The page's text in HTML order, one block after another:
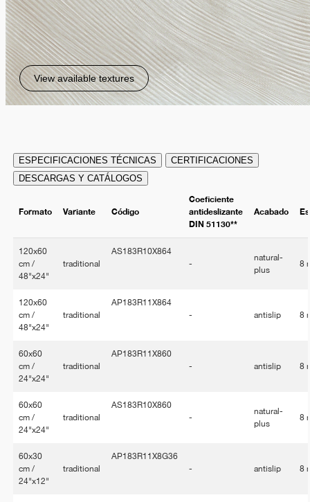
View available textures
ESPECIFICACIONES TÉCNICAS
CERTIFICACIONES
DESCARGAS Y CATÁLOGOS
Formato Variante Código
Coeficiente
antideslizante
DIN 51130**
Acabado
120x60
cm /
48"x24"
traditional
AS183R10X864
-
natural-
plus
8
120x60
cm /
48"x24"
traditional
AP183R11X864
-
antislip 8
60x60
cm /
24"x24"
traditional
AP183R11X860
-
antislip 8
60x60
cm /
24"x24"
traditional
AS183R10X860
-
natural-
plus
8
60x30
cm /
24"x12"
traditional
AP183R11X8G36
-
antislip 8